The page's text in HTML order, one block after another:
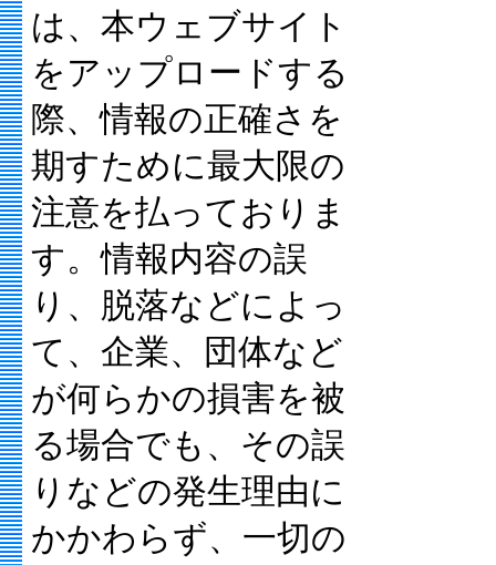
は、本ウェブサイト
をアップロードする
際、情報の正確さを
期すために最大限の
注意を払っておりま
す。情報内容の誤
り、脱落などによっ
て、企業、団体など
が何らかの損害を被
る場合でも、その誤
りなどの発生理由に
かかわらず、一切の